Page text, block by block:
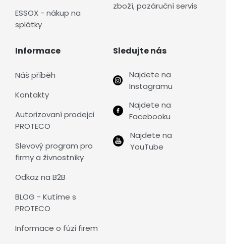
ESSOX - nákup na
splátky
zboží, pozáruční servis
Informace
Náš příběh
Kontakty
Autorizovaní prodejci
PROTECO
Slevový program pro
firmy a živnostníky
Odkaz na B2B
BLOG - Kutíme s
PROTECO
Informace o fúzi firem
Sledujte nás
Najdete na
Instagramu
Najdete na
Facebooku
Najdete na
YouTube